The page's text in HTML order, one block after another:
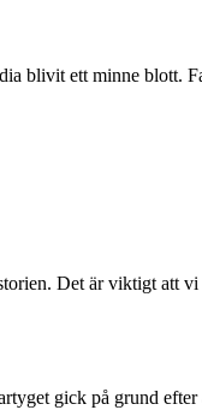
blivit ett minne
Det är viktigt att
gick på grund